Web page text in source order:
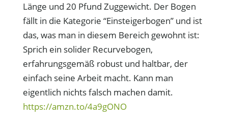
Länge und 20 Pfund Zuggewicht. Der Bogen
fällt in die Kategorie “Einsteigerbogen” und ist
das, was man in diesem Bereich gewohnt ist:
Sprich ein solider Recurvebogen,
erfahrungsgemäß robust und haltbar, der
einfach seine Arbeit macht. Kann man
eigentlich nichts falsch machen damit.
https://amzn.to/4a9gONO